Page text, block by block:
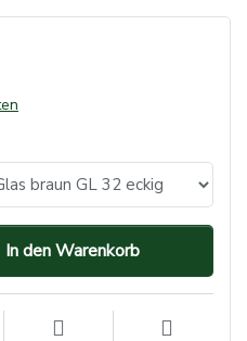
In den Warenkorb